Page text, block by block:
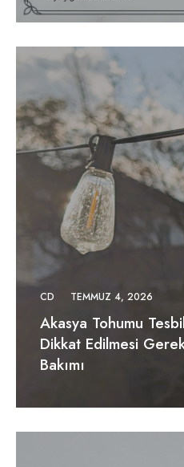
CD TEMMUZ 4, 2026
Akasya Tohumu
Dikkat Edilmesi
Bakımı